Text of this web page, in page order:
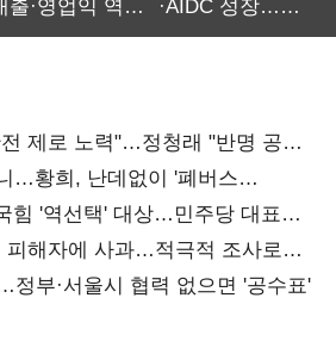
출·영업익 역대
·AIDC 성장…
제로 노력"…정청래 "반명 공세
…황희, 난데없이 '폐버스
힘 '역선택' 대상…민주당 대표로
피해자에 사과…적극적 조사로
정부·서울시 협력 없으면 '공수표'